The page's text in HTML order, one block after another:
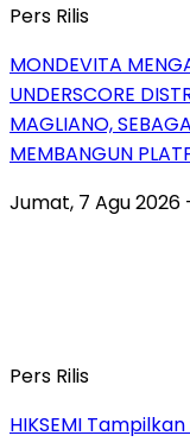
Pers Rilis
MONDEVITA
UNDERSCORE
MAGLIANO,
MEMBANGUN
Jumat, 7 Agu 2026
Pers Rilis
HIKSEMI